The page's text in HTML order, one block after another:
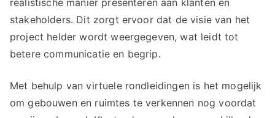
realistische manier presenteren aan klanten en
stakeholders. Dit zorgt ervoor dat de visie van het
project helder wordt weergegeven, wat leidt tot
betere communicatie en begrip.
Met behulp van virtuele rondleidingen is het mogelijk
om gebouwen en ruimtes te verkennen nog voordat